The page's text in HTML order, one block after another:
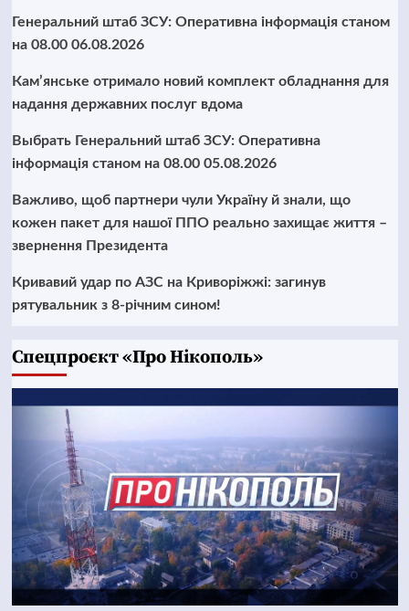
Генеральний штаб ЗСУ: Оперативна інформація станом
на 08.00 06.08.2026
Кам’янське отримало новий комплект обладнання для
надання державних послуг вдома
Выбрать Генеральний штаб ЗСУ: Оперативна
інформація станом на 08.00 05.08.2026
Важливо, щоб партнери чули Україну й знали, що
кожен пакет для нашої ППО реально захищає життя –
звернення Президента
Кривавий удар по АЗС на Криворіжжі: загинув
рятувальник з 8-річним сином!
Cпецпроєкт «Про Нікополь»